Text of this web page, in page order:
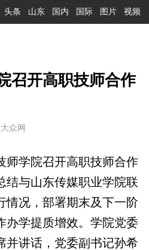
头条 山东 国内 国际 图片 视频
召开高职技师合作
众网
学院召开高职技师合作
结与山东传媒职业学院联
情况，部署期末及下一阶
办学提质增效。学院党委
并讲话，党委副书记孙希